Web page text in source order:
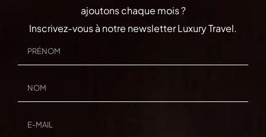
ajoutons chaque mois ?
Inscrivez-vous à notre newsletter Luxury Travel.